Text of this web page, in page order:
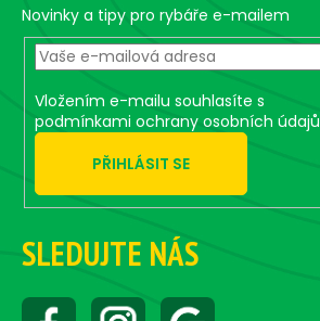
Novinky a tipy pro rybáře e-mailem
Vložením e-mailu souhlasíte s
podmínkami ochrany osobních údajů
PŘIHLÁSIT SE
SLEDUJTE NÁS